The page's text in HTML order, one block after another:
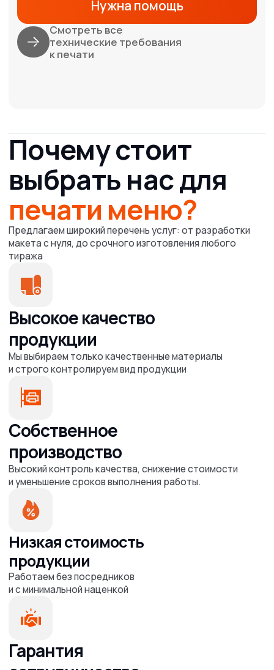
характер и никакая информация, опубликованная на
нём, ни при каких условиях не является публичной
офертой.